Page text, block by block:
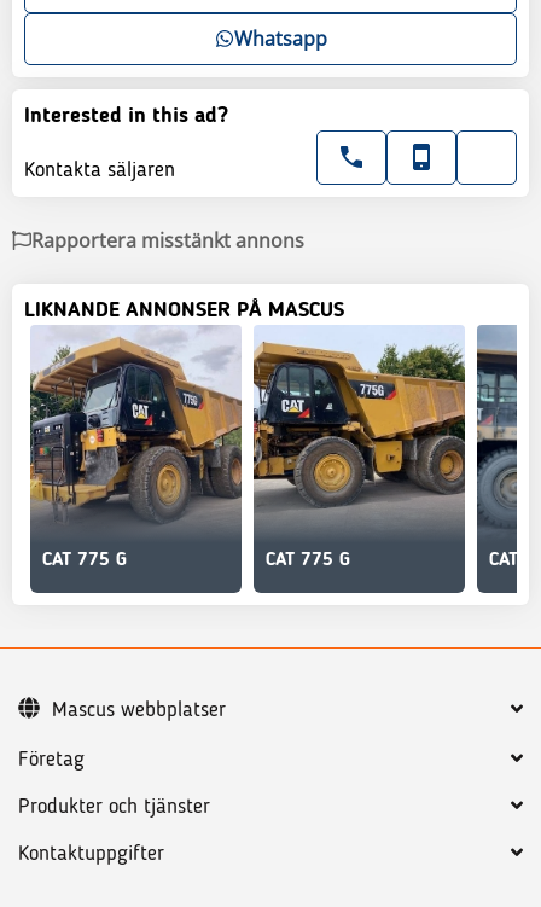
Whatsapp
Interested in this ad?
Kontakta säljaren
Rapportera misstänkt annons
LIKNANDE ANNONSER PÅ MASCUS
CAT 775 G CAT 775 G CAT
Företag
Produkter och tjänster
Kontaktuppgifter
Mascus webbplatser